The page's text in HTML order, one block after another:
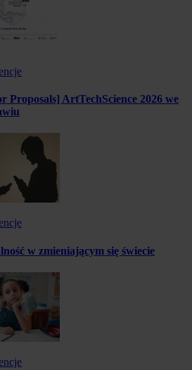
Proposals] ArtTechScience 2026 we
w zmieniającym się świecie